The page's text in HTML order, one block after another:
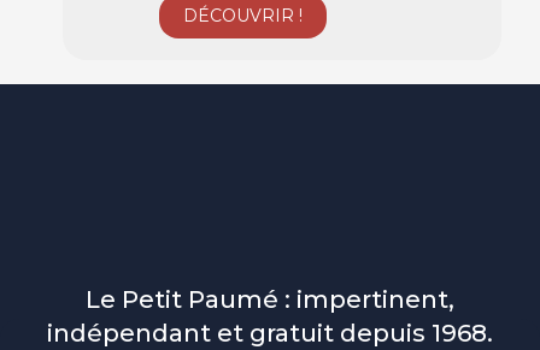
Le Petit Paumé : impertinent,
indépendant et gratuit depuis 1968.